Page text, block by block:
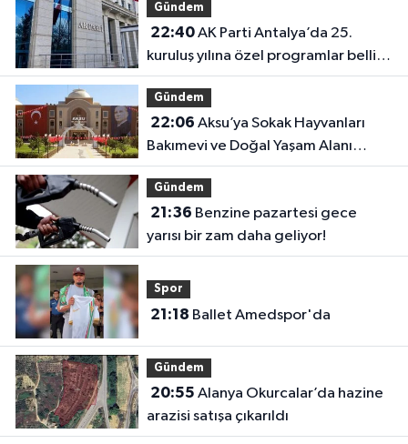
Gündem
22:40AK Parti Antalya’da 25.
kuruluş yılına özel programlar belli
oldu
Gündem
22:06
Bakımevi ve Doğal Yaşam Alanı
geliyor
Gündem
21:36
yarısı bir zam daha geliyor!
Spor
21:18 Ballet Amedspor'da
Gündem
20:55
arazisi satışa çıkarıldı